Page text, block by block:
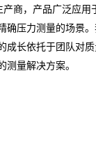
商，产品广泛应
确压力测量的场景
成长依托于团队对
量解决方案。